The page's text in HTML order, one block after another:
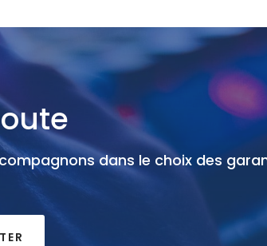
dans le choix des